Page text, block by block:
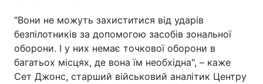
"Вони не можуть захиститися від ударів
безпілотників за допомогою засобів зональної
оборони. І у них немає точкової оборони в
багатьох місцях, де вона їм необхідна", – каже
Сет Джонс, старший військовий аналітик Центру